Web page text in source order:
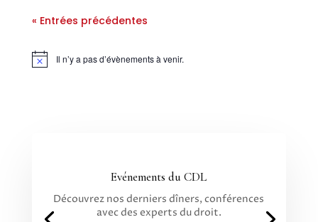
« Entrées précédentes
Notice Il n’y a pas d’évènements à venir.
Evénements du CDL
Découvrez nos derniers dîners, conférences
avec des experts du droit.